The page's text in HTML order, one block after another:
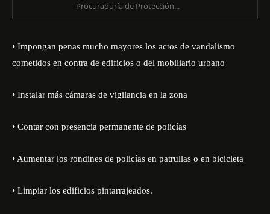
Procuraduría de Protección...
• Impongan penas mucho mayores los actos de vandalismo
cometidos en contra de edificios o del mobiliario urbano
• Instalar más cámaras de vigilancia en la zona
• Contar con presencia permanente de policías
• Aumentar los rondines de policías en patrullas o en bicicleta
• Limpiar los edificios pintarrajeados.